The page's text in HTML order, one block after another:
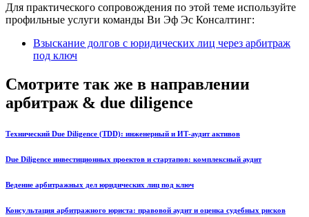
Для практического сопровождения по этой теме используйте
профильные услуги команды Ви Эф Эс Консалтинг:
Взыскание долгов с юридических лиц через арбитраж
под ключ
Смотрите так же в направлении
арбитраж & due diligence
Технический Due Diligence (TDD): инженерный и ИТ-аудит активов
Due Diligence инвестиционных проектов и стартапов: комплексный аудит
Ведение арбитражных дел юридических лиц под ключ
Консультация арбитражного юриста: правовой аудит и оценка судебных рисков